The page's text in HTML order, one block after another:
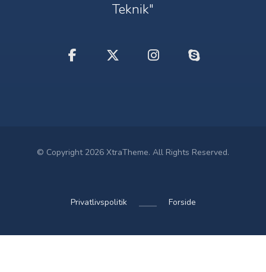
Teknik"
© Copyright 2026 XtraTheme. All Rights Reserved.
Privatlivspolitik Forside